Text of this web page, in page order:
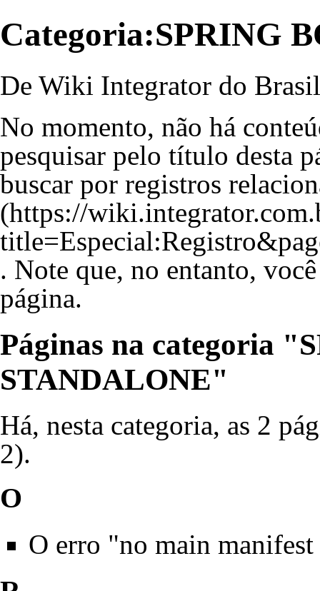
Categoria:SPRING
De Wiki Integrator do Brasil
No momento, não há
pesquisar pelo título desta
buscar por registros
. Note que, no entanto,
página.
Páginas na categoria
STANDALONE"
Há, nesta categoria, as 2
2).
O
O erro "no main